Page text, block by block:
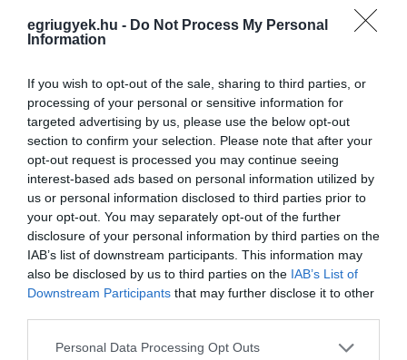
egriugyek.hu - Do Not Process My Personal
Information
If you wish to opt-out of the sale, sharing to third parties, or
processing of your personal or sensitive information for
targeted advertising by us, please use the below opt-out
section to confirm your selection. Please note that after your
opt-out request is processed you may continue seeing
interest-based ads based on personal information utilized by
us or personal information disclosed to third parties prior to
your opt-out. You may separately opt-out of the further
disclosure of your personal information by third parties on the
IAB’s list of downstream participants. This information may
also be disclosed by us to third parties on the IAB’s List of
Downstream Participants that may further disclose it to other
Please note that this website/app uses one or more Google
Personal Data Processing Opt Outs
Bizottság
Különböző elsősegély feladatokkal és
információkkal, játékokkal készül a
Vöröskereszt megyei szervezete
17.00: Indulás: Eger, Dobó tér,
Szökőkút előtti terület
Kb. 17.45: Pihenő, felzárkóztatás: Liszt
Ferenc tér
Kb. 18.30: Pihenő, felzárkóztatás:
Cifrakapu tér - patakpart